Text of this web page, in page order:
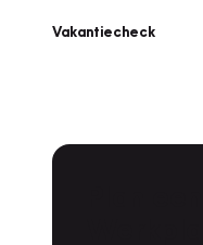
Vakantiecheck